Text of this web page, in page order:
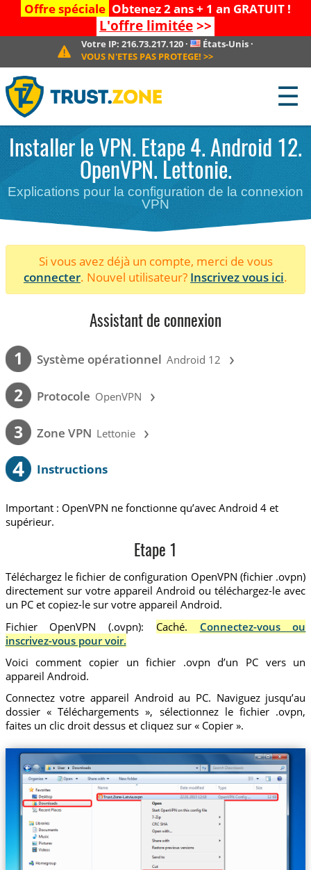
Offre spéciale Obtenez 2 ans + 1 an GRATUIT !
L'offre limitée>>
Votre IP: 216.73.217.120· États-Unis ·
VOUS N'ETES PAS PROTEGE! >>
☰
Installer le VPN. Etape 4. Android 12.
OpenVPN. Lettonie.
Explications pour la configuration de la connexion
VPN
Si vous avez déjà un compte, merci de vous
connecter. Nouvel utilisateur? Inscrivez vous ici.
Assistant de connexion
1 Système opérationnel Android 12 ›
2 Protocole OpenVPN ›
3 Zone VPN Lettonie ›
4 Instructions
Important : OpenVPN ne fonctionne qu’avec Android 4 et
supérieur.
Etape 1
Téléchargez le fichier de configuration OpenVPN (fichier .ovpn)
directement sur votre appareil Android ou téléchargez-le avec
un PC et copiez-le sur votre appareil Android.
Fichier OpenVPN (.ovpn):
Caché. Connectez-vous ou
inscrivez-vous pour voir.
Voici comment copier un fichier .ovpn d’un PC vers un
appareil Android.
Connectez votre appareil Android au PC. Naviguez jusqu’au
dossier « Téléchargements », sélectionnez le fichier .ovpn,
faites un clic droit dessus et cliquez sur « Copier ».
Trust.Zone-Latvia.ovpn